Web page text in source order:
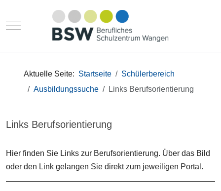
Mobile Menu Toggle
Aktuelle Seite: Startseite
Schülerbereich
Ausbildungssuche
Links Berufsorientierung
Links Berufsorientierung
Hier finden Sie Links zur Berufsorientierung. Über das Bild
oder den Link gelangen Sie direkt zum jeweiligen Portal.